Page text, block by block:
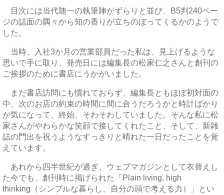
目次には当代随一の執筆陣がずらりと並び、B5判240ペー
ジの誌面の隅々から知の香りが立ちのぼってくるかのようで
した。
当時、入社3か月の営業部員だった私は、見上げるような
思いで手に取り、発売日には編集長の松家仁之さんと創刊の
ご挨拶のために書店にうかがいました。
まだ書店訪問にも慣れておらず、編集長ともほぼ初対面の
中、次のお店の約束の時間に間に合うだろうかと時計ばかり
が気になって、終始、そわそわしていました。そんな私に松
家さんがやわらかな笑顔で接してくれたこと、そして、新雑
誌の門出を祝うようなすっきりと晴れた一日だったことを覚
えています。
あれから四半世紀が過ぎ、ウェブマガジンとして衣替えし
た今でも、創刊時に掲げられた「Plain living, high
thinking（シンプルな暮らし、自分の頭で考える力）」とい